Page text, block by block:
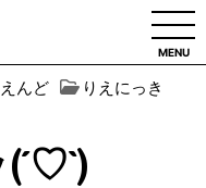
MENU
んど
りえにっき